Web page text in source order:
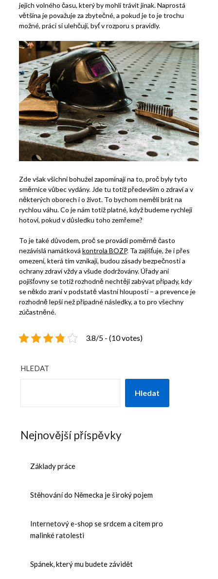
jejich volného času, který by mohli trávit jinak. Naprostá
většina je považuje za zbytečné, a pokud je to je trochu
možné, práci si ulehčují, byť v rozporu s pravidly.
Zde však všichni bohužel zapomínají na to, proč byly tyto
směrnice vůbec vydány. Jde tu totiž především o zdraví a v
některých oborech i o život. To bychom neměli brát na
rychlou váhu. Co je nám totiž platné, když budeme rychleji
hotoví, pokud v důsledku toho zemřeme?
To je také důvodem, proč se provádí poměrně často
nezávislá namátková kontrola BOZP. Ta zajišťuje, že i přes
omezení, která tím vznikají, budou zásady bezpečnosti a
ochrany zdraví vždy a všude dodržovány. Úřady ani
pojišťovny se totiž rozhodně nechtějí zabývat případy, kdy
se někdo zraní v podstatě vlastní hloupostí – a prevence je
rozhodně lepší než případné následky, a to pro všechny
zúčastněné.
3.8/5 - (10 votes)
HLEDAT
Hledat
Nejnovější příspěvky
Základy práce
Stěhování do Německa je široký pojem
Internetový e-shop se srdcem a citem pro
malinké ratolesti
Spánek, který mu budete závidět